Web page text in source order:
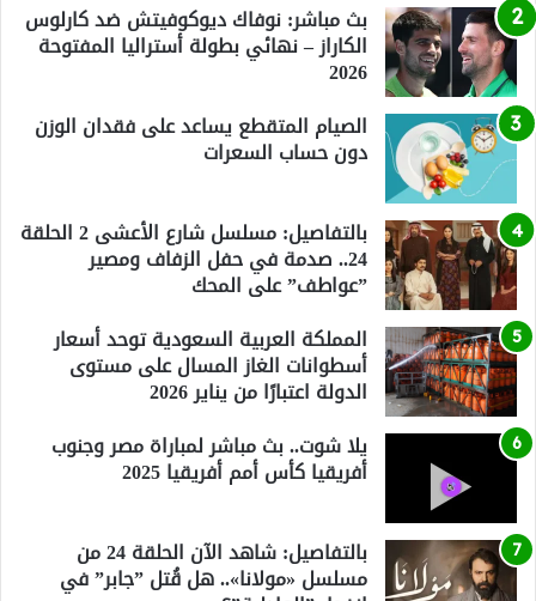
بث مباشر: نوفاك ديوكوفيتش ضد كارلوس
الكاراز – نهائي بطولة أستراليا المفتوحة
2026
الصيام المتقطع يساعد على فقدان الوزن
دون حساب السعرات
بالتفاصيل: مسلسل شارع الأعشى 2 الحلقة
24.. صدمة في حفل الزفاف ومصير
”عواطف” على المحك
المملكة العربية السعودية توحد أسعار
أسطوانات الغاز المسال على مستوى
الدولة اعتبارًا من يناير 2026
يلا شوت.. بث مباشر لمباراة مصر وجنوب
أفريقيا كأس أمم أفريقيا 2025
بالتفاصيل: شاهد الآن الحلقة 24 من
مسلسل «مولانا».. هل قُتل ”جابر” في